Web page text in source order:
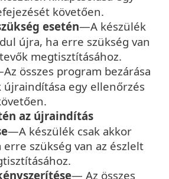
követően.
esetén—A készülék
újra, ha erre szükség van
megtisztításához.
összes program bezárása
újraindítása egy ellenőrzés
az újraindítás
—A készülék csak akkor
szükség van az észlelt
— Az összes